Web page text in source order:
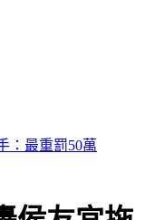
FUN暑假活動